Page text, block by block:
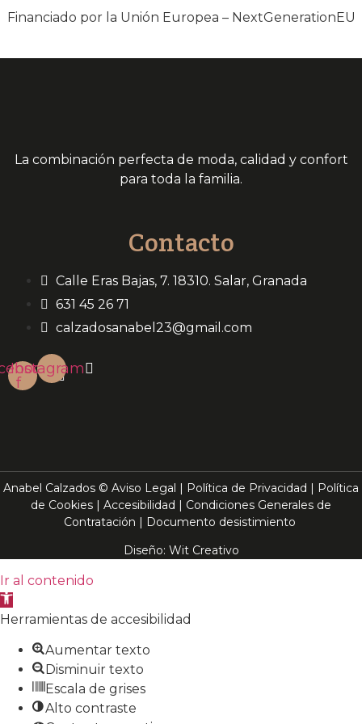
Financiado por la Unión Europea – NextGenerationEU
La combinación perfecta de moda, calidad y confort
para toda la familia.
Contacto
Calle Eras Bajas, 7. 18310. Salar, Granada
631 45 26 71
calzadosanabel23@gmail.com
f
Instagram
Anabel Calzados © Aviso Legal | Política de Privacidad | Política
de Cookies | Accesibilidad | Condiciones Generales de
Contratación | Documento desistimiento
Diseño: Wit Creativo
Ir al contenido
Abrir
barra
herramientas
Herramientas de accesibilidad
Aumentar texto
Disminuir texto
Escala de grises
Alto contraste